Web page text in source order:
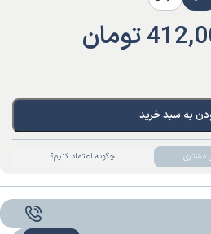
تومان
به سبد خرید
مشتری چگونه اعتماد کنیم؟